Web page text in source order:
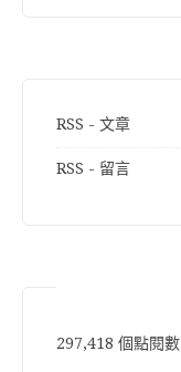
RSS - 文章
RSS - 留言
297,418 個點閱數